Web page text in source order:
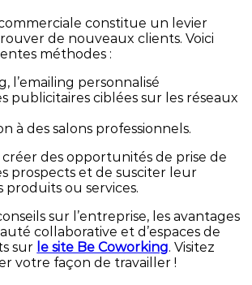
constitue un levier
de nouveaux clients. Voici
méthodes :
l’emailing personnalisé
publicitaires ciblées sur les réseaux
à des salons professionnels.
créer des opportunités de prise de
prospects et de susciter leur
ou services.
sur l’entreprise, les avantages
collaborative et d’espaces de
sur le site Be Coworking. Visitez
votre façon de travailler !